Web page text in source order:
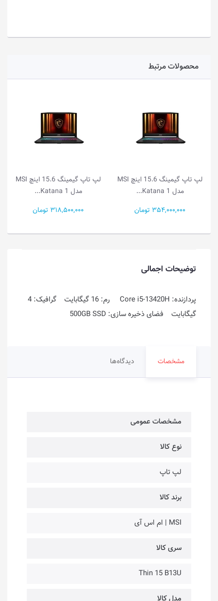
محصولات مرتبط
لپ تاپ گیمینگ 15.6 اینچ MSI
مدل Katana 1...
318,500,000 تومان
لپ تاپ گیمینگ 15.6 اینچ MSI
مدل Katana 1...
272,800,000 تومان
توضیحات اجمالی
پردازنده: Core i5-13420H رم: 16 گیگابایت گرافیک: 4
گیگابایت فضای ذخیره سازی: 500GB SSD
مشخصات دیدگاه‌ها
مشخصات عمومی
نوع کالا
لپ تاپ
برند کالا
MSI | ام اس آی
سری کالا
Thin 15 B13U